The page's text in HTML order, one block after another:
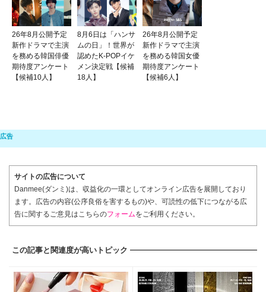
26年8月公開予定
新作ドラマで主演
を務める韓国俳優
期待度アンケート
【候補10人】
8月6日は「ハンサ
ムの日」！世界が
認めたK-POPイケ
メン決定戦【候補
18人】
26年8月公開予定
新作ドラマで主演
を務める韓国女優
期待度アンケート
【候補6人】
サイトの広告について
Danmee(ダンミ)は、収益化の一環としてオンライン広告を展開しており
ます。広告の内容(公序良俗を害するもの)や、可読性の低下につながる広
告に関するご意見はこちらのフォームをご利用ください。
この記事と関連度が高いトピック